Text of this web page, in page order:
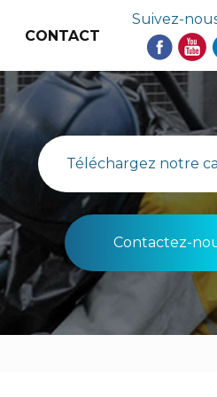
CONTACT
Suivez-
Téléchargez notre
Contactez-